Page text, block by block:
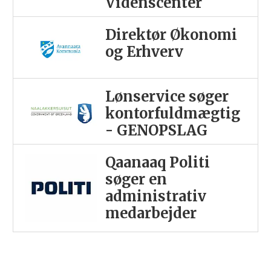
Direktør Økonomi
og Erhverv
Lønservice søger
kontorfuldmægtig
- GENOPSLAG
Qaanaaq Politi
søger en
administrativ
medarbejder